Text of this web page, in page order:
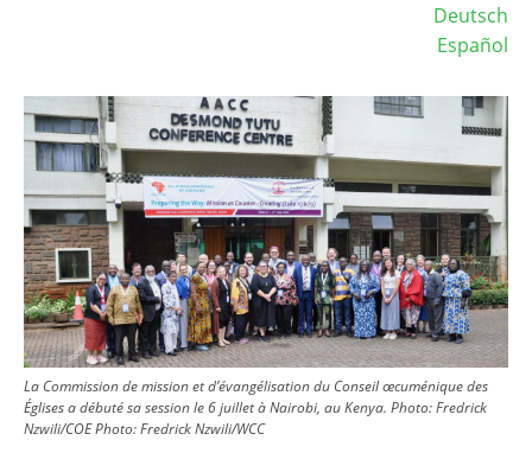
Deutsch
Español
La Commission de mission et d’évangélisation du Conseil œcuménique des
Églises a débuté sa session le 6 juillet à Nairobi, au Kenya. Photo: Fredrick
Nzwili/COEPhoto:Fredrick Nzwili/WCC